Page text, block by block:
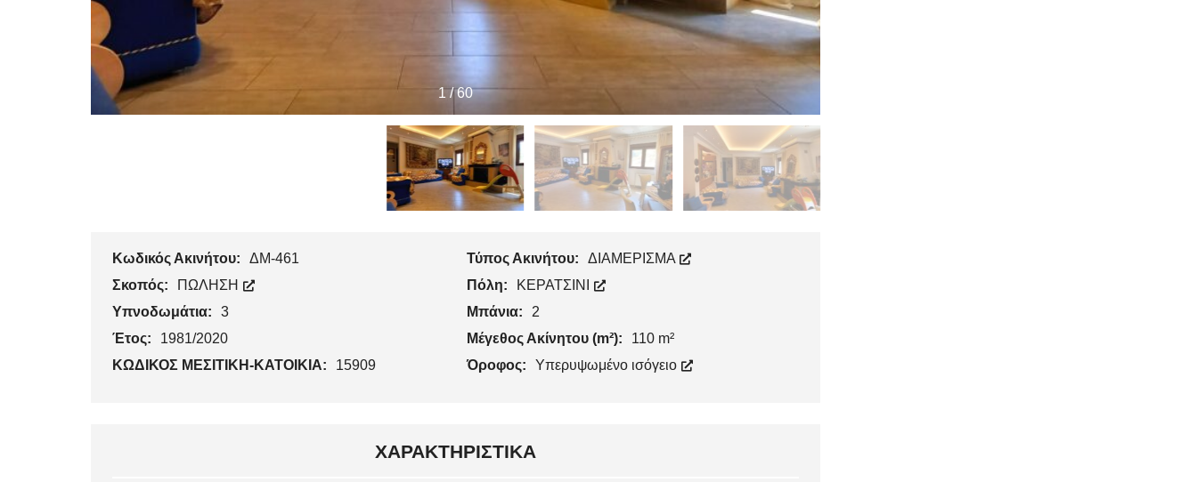
1/60
Κωδικός Ακινήτου: ΔΜ-461 Τύπος Ακινήτου:
ΔΙΑΜΕΡΙΣΜΑ
Σκοπός:
ΠΩΛΗΣΗ Πόλη:
ΚΕΡΑΤΣΙΝΙ
Υπνοδωμάτια:
3 Μπάνια:
2
Έτος:
1981/2020 Μέγεθος Ακίνητου (m²):
110 m²
ΚΩΔΙΚΟΣ ΜΕΣΙΤΙΚΗ-ΚΑΤΟΙΚΙΑ:
15909 Όροφος: Υπερυψωμένο ισόγειο
ΧΑΡΑΚΤΗΡΙΣΤΙΚΆ